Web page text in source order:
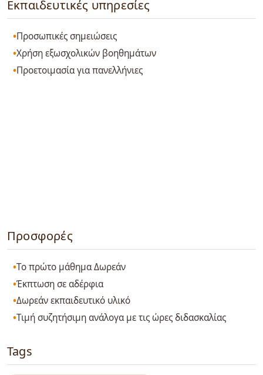
Εκπαιδευτικές υπηρεσίες
Προσωπικές σημειώσεις
Χρήση εξωσχολικών βοηθημάτων
Προετοιμασία για πανελλήνιες
Προσφορές
Το πρώτο μάθημα Δωρεάν
Έκπτωση σε αδέρφια
Δωρεάν εκπαιδευτικό υλικό
Τιμή συζητήσιμη ανάλογα με τις ώρες διδασκαλίας
Tags